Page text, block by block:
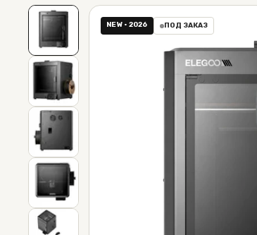
NEW · 2026 ПОД ЗАКАЗ